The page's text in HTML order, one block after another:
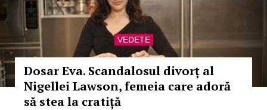
VEDETE
Dosar Eva. Scandalosul divorț al
Nigellei Lawson, femeia care adoră
să stea la cratiță